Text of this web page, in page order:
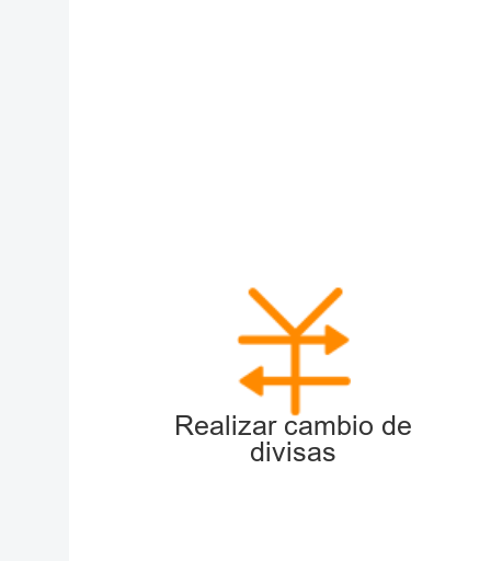
Realizar cambio de
divisas